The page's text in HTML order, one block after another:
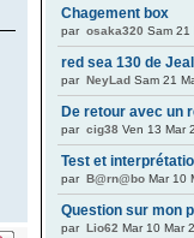
Chagement box
par osaka320 Sam 21
red sea 130 de
par NeyLad Sam 21
De retour avec un
par cig38 Ven 13 Mar
Test et
par B@rn@bo Mar 10
Question sur mon
par Lio62 Mar 10 Mar